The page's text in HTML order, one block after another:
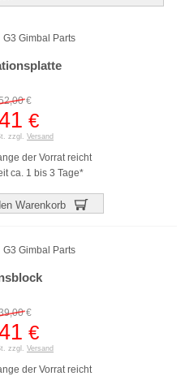
G3 Gimbal Parts
€
€
zzgl. Versand
der Vorrat reicht
ca. 1 bis 3 Tage*
Warenkorb
G3 Gimbal Parts
€
€
zzgl. Versand
der Vorrat reicht